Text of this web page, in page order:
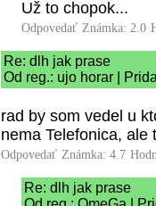
Už to chopok...
Odpovedať Známka: 2.0
Re: dlh jak prase
Od reg.: ujo horar |
rad by som vedel u
nema Telefonica, ale
Odpovedať Známka: 4.7
Re: dlh jak prase